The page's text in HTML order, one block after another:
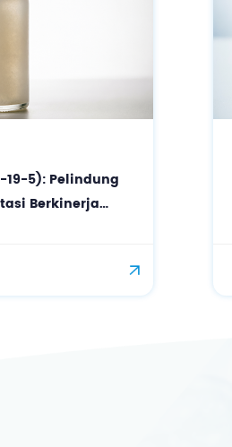
19-5): Pelindung
Berkinerja